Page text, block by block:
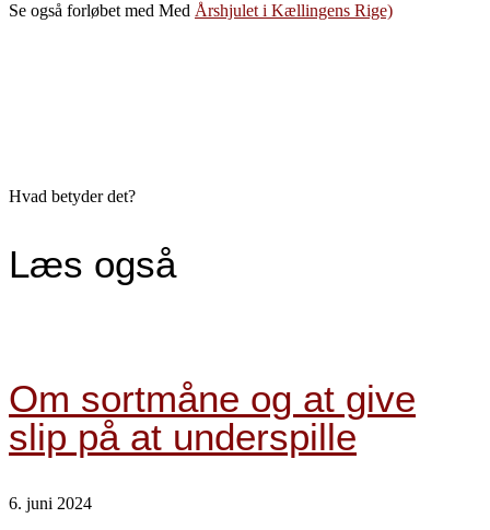
Se også forløbet med Med Årshjulet i Kællingens Rige)
Hvad betyder det?
Læs også
Om sortmåne og at give
slip på at underspille
6. juni 2024